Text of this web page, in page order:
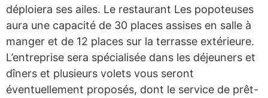
déploiera ses ailes. Le restaurant Les popoteuses
aura une capacité de 30 places assises en salle à
manger et de 12 places sur la terrasse extérieure.
L’entreprise sera spécialisée dans les déjeuners et
dîners et plusieurs volets vous seront
éventuellement proposés, dont le service de prêt-